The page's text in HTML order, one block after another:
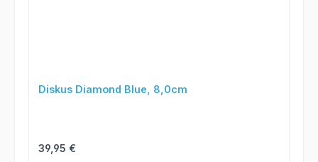
Diskus Diamond Blue, 8,0cm
Regulärer Preis:
39,95 €